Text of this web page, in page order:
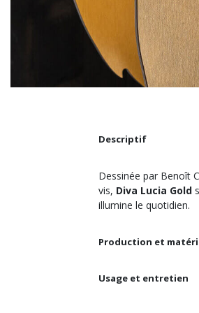
Descriptif
Dessinée par Benoît
vis, Diva Lucia Gold
illumine le quotidien.
Production et
Usage et entretien